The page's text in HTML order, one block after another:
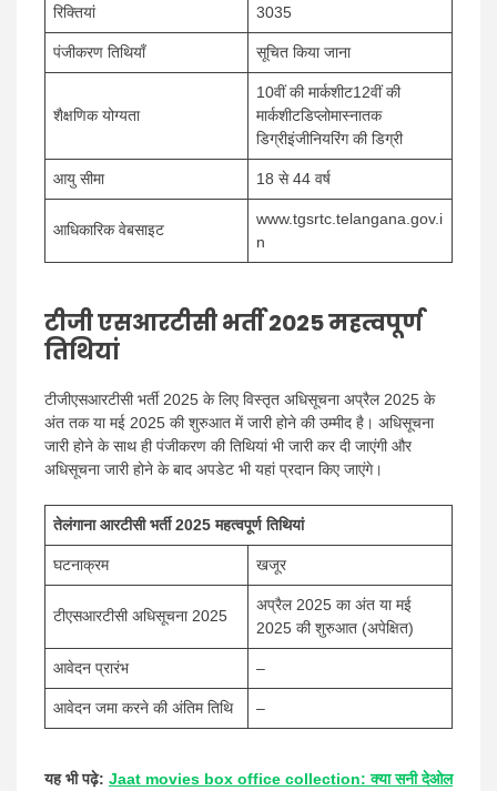
रिक्तियां 3035
पंजीकरण तिथियाँ सूचित किया जाना
शैक्षणिक योग्यता
10वीं की मार्कशीट12वीं की
मार्कशीटडिप्लोमास्नातक
डिग्रीइंजीनियरिंग की डिग्री
आयु सीमा 18 से 44 वर्ष
आधिकारिक वेबसाइट
www.tgsrtc.telangana.gov.i
n
टीजी एसआरटीसी भर्ती 2025 महत्वपूर्ण
तिथियां
टीजीएसआरटीसी भर्ती 2025 के लिए विस्तृत अधिसूचना अप्रैल 2025 के
अंत तक या मई 2025 की शुरुआत में जारी होने की उम्मीद है। अधिसूचना
जारी होने के साथ ही पंजीकरण की तिथियां भी जारी कर दी जाएंगी और
अधिसूचना जारी होने के बाद अपडेट भी यहां प्रदान किए जाएंगे।
तेलंगाना आरटीसी भर्ती 2025 महत्वपूर्ण तिथियां
घटनाक्रम खजूर
टीएसआरटीसी अधिसूचना 2025
अप्रैल 2025 का अंत या मई
2025 की शुरुआत (अपेक्षित)
आवेदन प्रारंभ –
आवेदन जमा करने की अंतिम तिथि –
यह भी पढ़े: Jaat movies box office collection: क्या सनी देओल